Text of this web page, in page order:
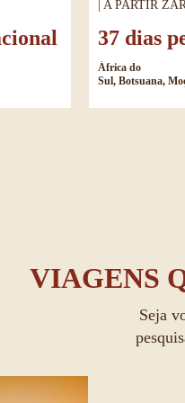
| A PARTIR
37 dias
África do
Sul, Botsuana,
VIAGENS
Seja